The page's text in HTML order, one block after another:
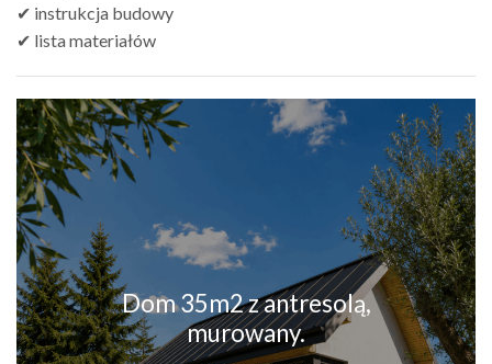
✔ instrukcja budowy
✔ lista materiałów
Dom 35m2 z antresolą,
murowany.